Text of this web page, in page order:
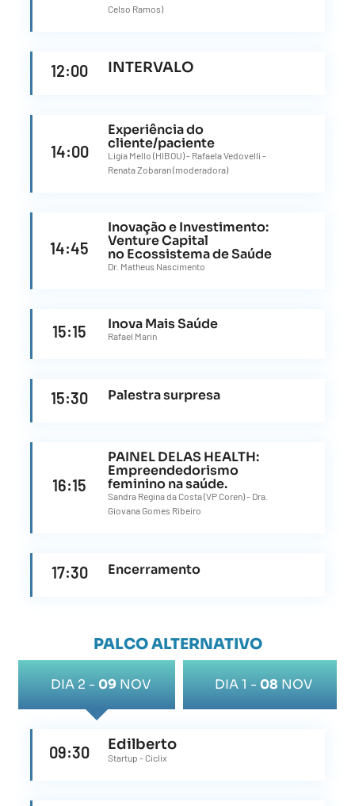
Celso Ramos)
12:00 INTERVALO
14:00
Experiência do
cliente/paciente
Ligia Mello (HIBOU) - Rafaela Vedovelli -
Renata Zobaran (moderadora)
14:45
Inovação e Investimento:
Venture Capital
no Ecossistema de Saúde
Dr. Matheus Nascimento
15:15 Inova Mais Saúde
Rafael Marin
15:30 Palestra surpresa
16:15
PAINEL DELAS HEALTH:
Empreendedorismo
feminino na saúde.
Sandra Regina da Costa (VP Coren) - ⁠Dra.
Giovana Gomes Ribeiro
17:30 Encerramento
PALCO ALTERNATIVO
DIA 2 - 09NOV DIA 1 - 08 NOV
09:30 Edilberto
Startup - Ciclix